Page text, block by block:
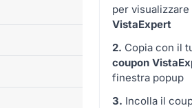
per visualizzare
VistaExpert
2. Copia con il
coupon
finestra popup
3. Incolla il